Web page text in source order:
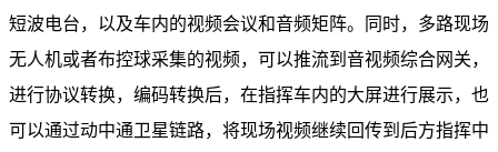
短波电台，以及车内的视频会议和音频矩阵。同时，多路现场
无人机或者布控球采集的视频，可以推流到音视频综合网关，
进行协议转换，编码转换后，在指挥车内的大屏进行展示，也
可以通过动中通卫星链路，将现场视频继续回传到后方指挥中